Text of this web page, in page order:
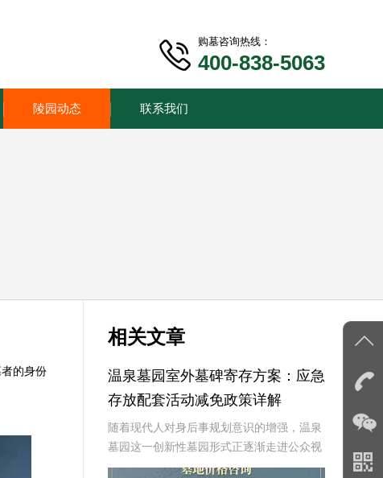
购墓咨询热线：
400-838-5063
陵园动态 联系我们
的身份
相关文章
温泉墓园室外墓碑寄存方案：应急
存放配套活动减免政策详解
随着现代人对身后事规划意识的增强，温泉
墓园这一创新性墓园形式正逐渐走进公众视
野。温泉墓园不仅营造了宁静祥和的环境氛